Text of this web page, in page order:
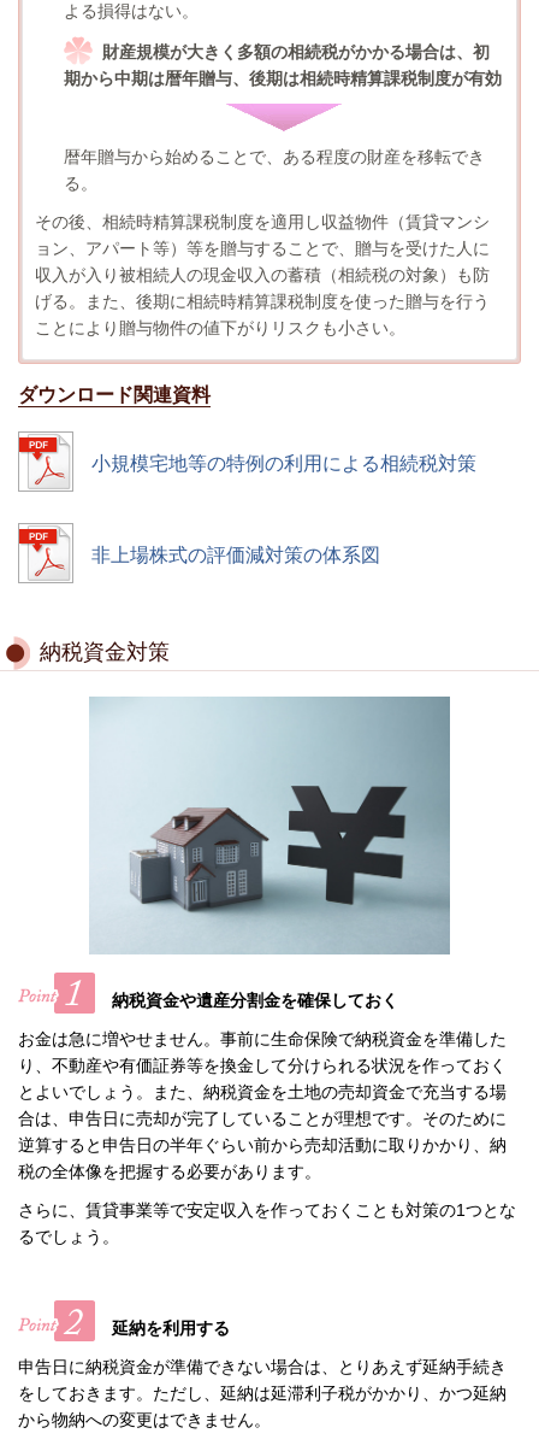
よる損得はない。
財産規模が大きく多額の相続税がかかる場合は、初
期から中期は暦年贈与、後期は相続時精算課税制度が有効
暦年贈与から始めることで、ある程度の財産を移転でき
る。
その後、相続時精算課税制度を適用し収益物件（賃貸マンシ
ョン、アパート等）等を贈与することで、贈与を受けた人に
収入が入り被相続人の現金収入の蓄積（相続税の対象）も防
げる。また、後期に相続時精算課税制度を使った贈与を行う
ことにより贈与物件の値下がりリスクも小さい。
ダウンロード関連資料
小規模宅地等の特例の利用による相続税対策
非上場株式の評価減対策の体系図
納税資金対策
納税資金や遺産分割金を確保しておく
お金は急に増やせません。事前に生命保険で納税資金を準備した
り、不動産や有価証券等を換金して分けられる状況を作っておく
とよいでしょう。また、納税資金を土地の売却資金で充当する場
合は、申告日に売却が完了していることが理想です。そのために
逆算すると申告日の半年ぐらい前から売却活動に取りかかり、納
税の全体像を把握する必要があります。
さらに、賃貸事業等で安定収入を作っておくことも対策の1つとな
るでしょう。
延納を利用する
申告日に納税資金が準備できない場合は、とりあえず延納手続き
をしておきます。ただし、延納は延滞利子税がかかり、かつ延納
から物納への変更はできません。